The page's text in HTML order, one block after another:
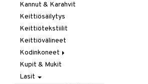
Kannut & Karahvit
Keittiösäilytys
Keittiötekstiilit
Keittiövälineet
Kodinkoneet
Kahvi, Tee & Espresso
Leivänpaahtimet
Kupit & Mukit
Lasit